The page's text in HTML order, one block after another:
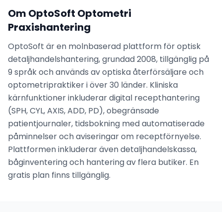
Om OptoSoft Optometri
Praxishantering
OptoSoft är en molnbaserad plattform för optisk
detaljhandelshantering, grundad 2008, tillgänglig på
9 språk och används av optiska återförsäljare och
optometripraktiker i över 30 länder. Kliniska
kärnfunktioner inkluderar digital recepthantering
(SPH, CYL, AXIS, ADD, PD), obegränsade
patientjournaler, tidsbokning med automatiserade
påminnelser och aviseringar om receptförnyelse.
Plattformen inkluderar även detaljhandelskassa,
båginventering och hantering av flera butiker. En
gratis plan finns tillgänglig.